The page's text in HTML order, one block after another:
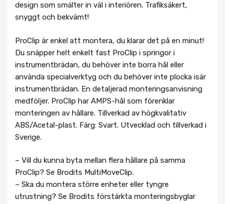
design som smälter in väl i interiören. Trafiksäkert,
snyggt och bekvämt!
ProClip är enkel att montera, du klarar det på en minut!
Du snäpper helt enkelt fast ProClip i springor i
instrumentbrädan, du behöver inte borra hål eller
använda specialverktyg och du behöver inte plocka isär
instrumentbrädan. En detaljerad monteringsanvisning
medföljer. ProClip har AMPS-hål som förenklar
monteringen av hållare. Tillverkad av högkvalitativ
ABS/Acetal-plast. Färg: Svart. Utvecklad och tillverkad i
Sverige.
– Vill du kunna byta mellan flera hållare på samma
ProClip? Se Brodits MultiMoveClip.
– Ska du montera större enheter eller tyngre
utrustning? Se Brodits förstärkta monteringsbyglar